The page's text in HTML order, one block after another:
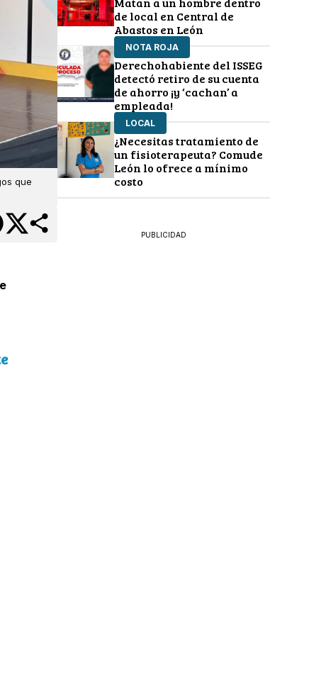
que
de local en Central de
Abastos en León
NOTA ROJA
Derechohabiente del ISSEG
detectó retiro de su cuenta
de ahorro ¡y ‘cachan’ a
empleada!
LOCAL
¿Necesitas tratamiento de
un fisioterapeuta? Comude
León lo ofrece a mínimo
costo
PUBLICIDAD